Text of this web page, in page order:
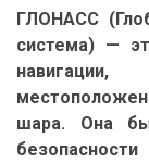
ГЛОНАСС
система) —
навигации,
шара. Она